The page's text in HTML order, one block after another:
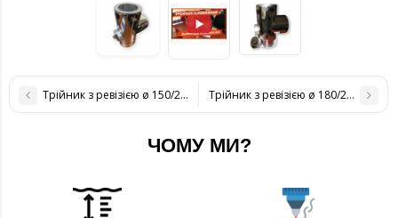
Трійник з ревізією ø 150/220 н / н 0,8 ммТрійник з ревізією ø 180/250 н / н
ЧОМУ МИ?